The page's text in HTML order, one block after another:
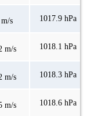
s 1017.9 hPa
m/s 1018.1 hPa
m/s 1018.3 hPa
m/s 1018.6 hPa